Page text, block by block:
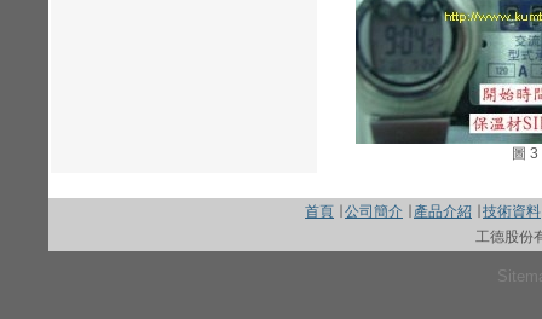
圖 3
首頁 公司簡介 產品介紹 技術資料
工德股份